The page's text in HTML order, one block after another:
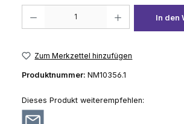
In den
Zum Merkzettel hinzufügen
Produktnummer: NM10356.1
Dieses Produkt weiterempfehlen: